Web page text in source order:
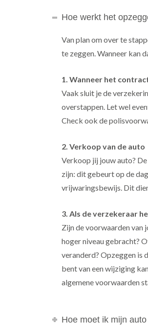
Hoe werkt het
Van plan om over te
te zeggen. Wanneer kan
1. Wanneer het
Vaak sluit je de
overstappen. Let wel
Check ook de
2. Verkoop van de auto
Verkoop jij jouw auto?
zijn: dit gebeurt op de
vrijwaringsbewijs. Dit
3. Als de verzekeraar
Zijn de voorwaarden van
hoger niveau gebracht?
veranderd? Opzeggen is
bent van een wijziging
algemene voorwaarden
Hoe moet ik mijn